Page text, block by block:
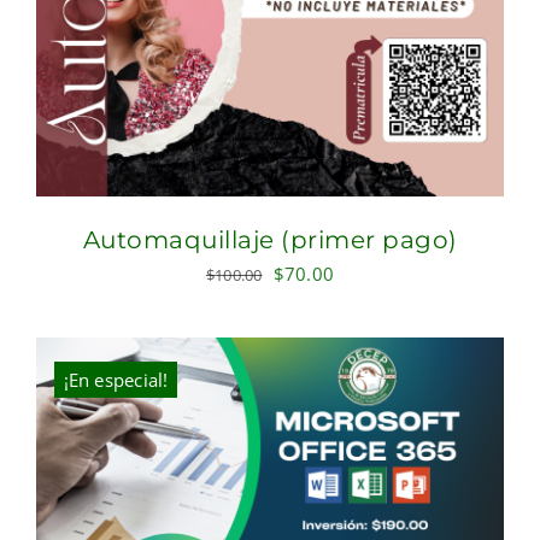
Automaquillaje (primer pago)
$100.00 Original
was:
$100.00.
$70.00
is:
$70.00.
¡En especial!